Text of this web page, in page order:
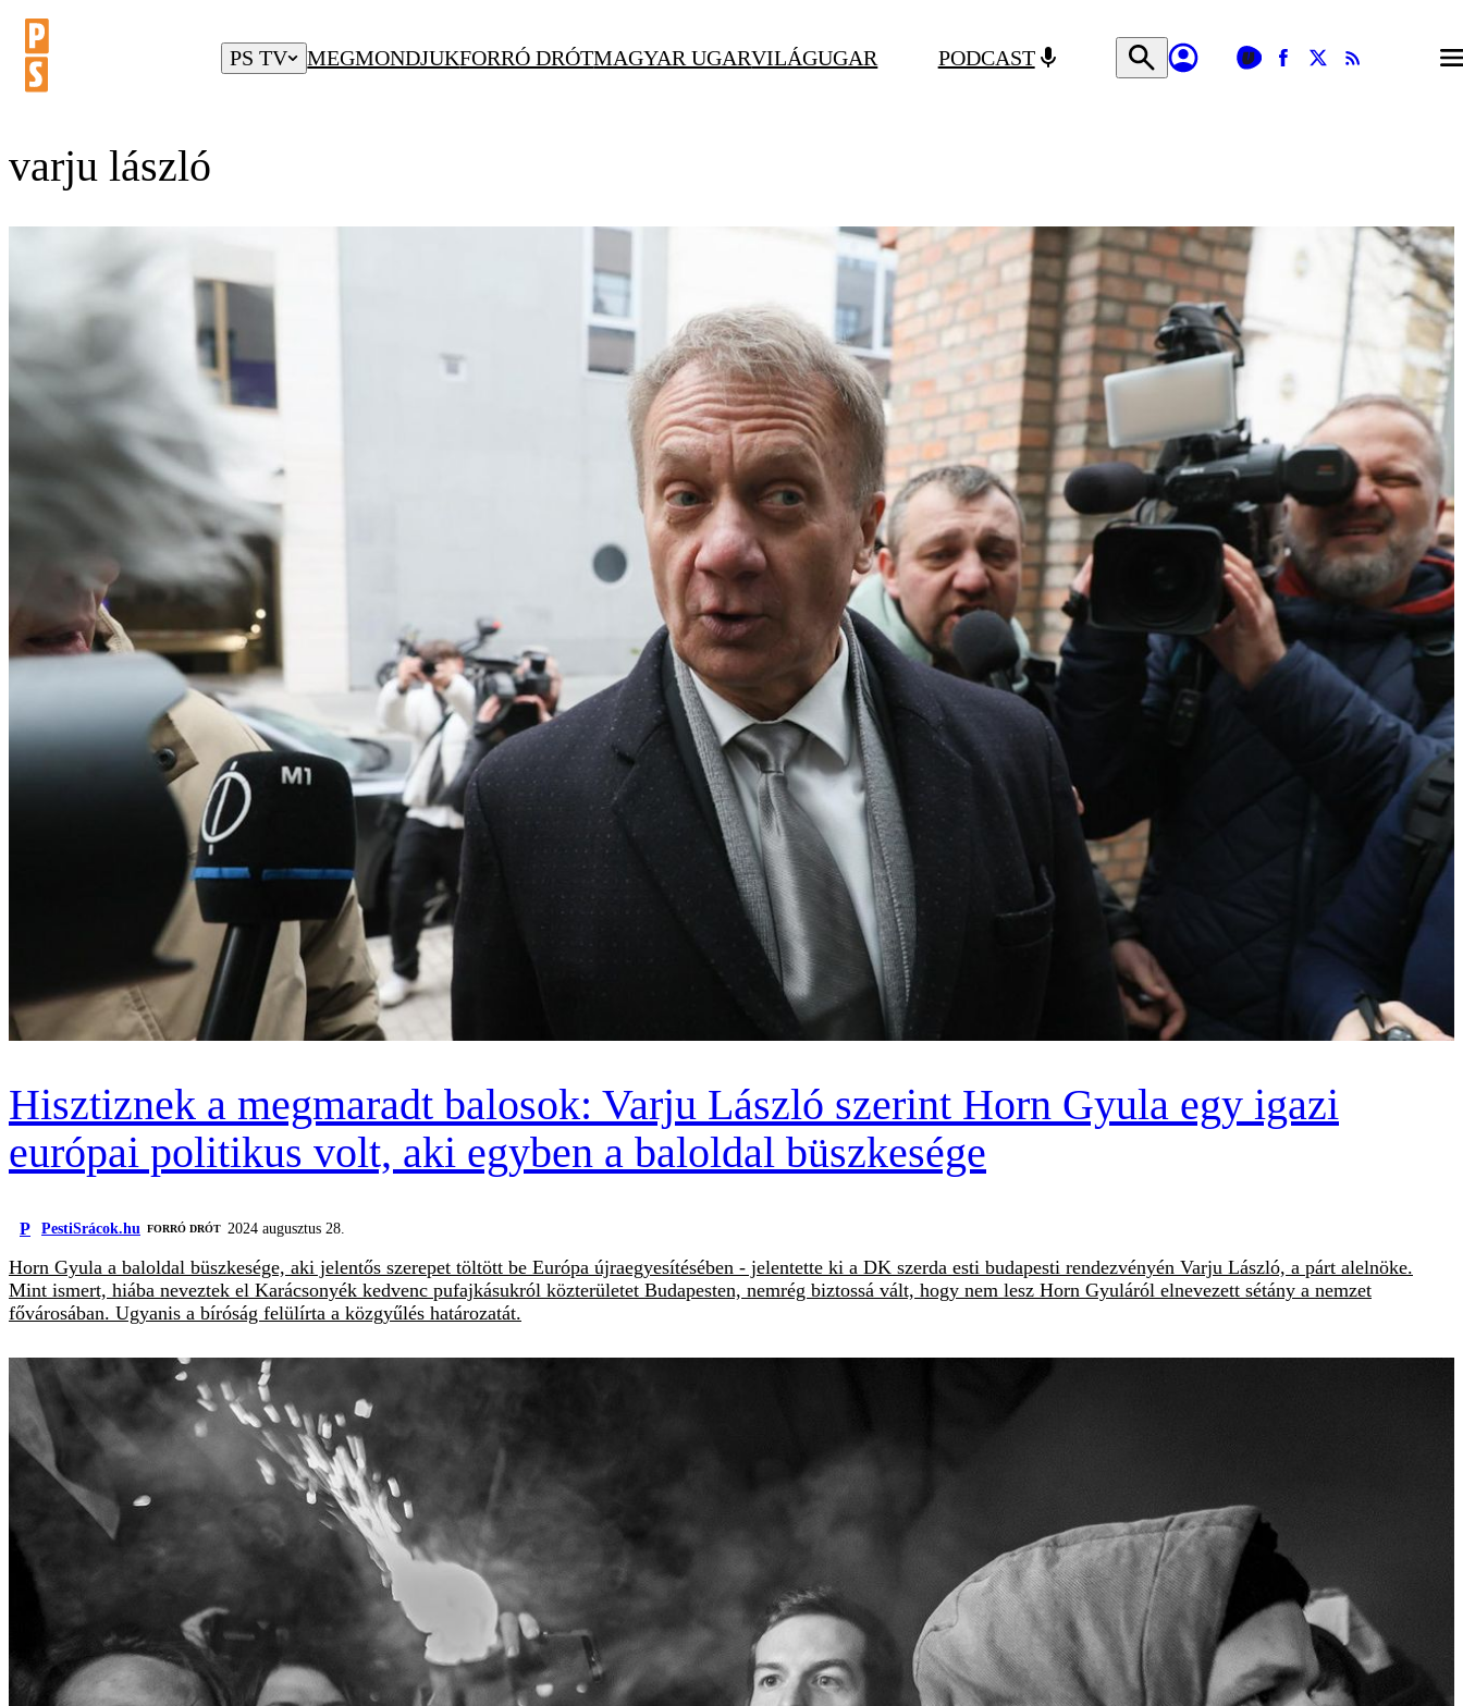
PS TV MEGMONDJUKFORRÓ DRÓTMAGYAR UGARVILÁGUGAR PODCAST
varju lászló
Hisztiznek a megmaradt balosok: Varju László szerint Horn Gyula egy igazi
európai politikus volt, aki egyben a baloldal büszkesége
P PestiSrácok.hu FORRÓ DRÓT 2024 augusztus 28.
Horn Gyula a baloldal büszkesége, aki jelentős szerepet töltött be Európa újraegyesítésében - jelentette ki a DK szerda esti budapesti rendezvényén Varju László, a párt alelnöke.
Mint ismert, hiába neveztek el Karácsonyék kedvenc pufajkásukról közterületet Budapesten, nemrég biztossá vált, hogy nem lesz Horn Gyuláról elnevezett sétány a nemzet
fővárosában. Ugyanis a bíróság felülírta a közgyűlés határozatát.